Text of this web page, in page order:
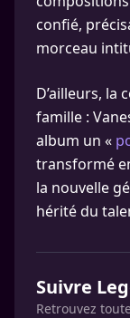
confié,
morceau
D’ailleurs, la
famille :
album un «
transformé
la nouvelle
hérité du
Suivre
Retrouvez